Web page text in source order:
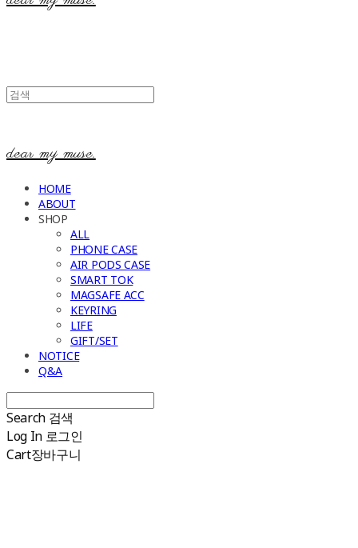
dear my muse.
HOME
ABOUT
SHOP
ALL
PHONE CASE
AIR PODS CASE
SMART TOK
MAGSAFE ACC
KEYRING
LIFE
GIFT/SET
NOTICE
Q&A
Search 검색
Log In 로그인
Cart장바구니